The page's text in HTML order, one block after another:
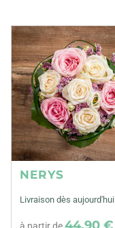
NERYS
Livraison dès aujourd'hui
44,90 €